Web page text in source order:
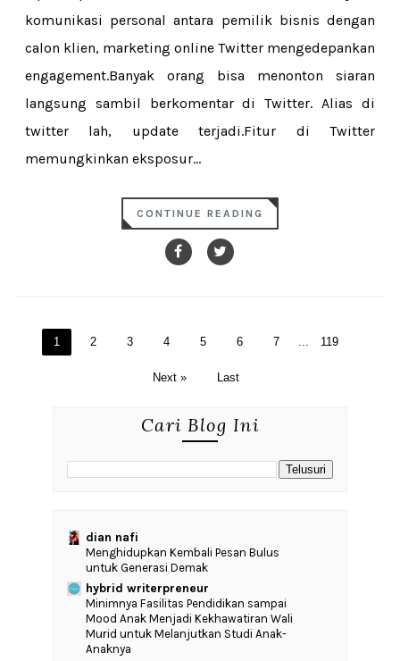
komunikasi personal antara pemilik bisnis dengan
calon klien, marketing online Twitter mengedepankan
engagement.Banyak orang bisa menonton siaran
langsung sambil berkomentar di Twitter. Alias di
twitter lah, update terjadi.Fitur di Twitter
memungkinkan eksposur...
CONTINUE READING
1 2 3 4 5 6 7 ... 119
Next » Last
Cari Blog Ini
dian nafi
Menghidupkan Kembali Pesan Bulus
untuk Generasi Demak
hybrid writerpreneur
‎Minimnya Fasilitas Pendidikan sampai
Mood Anak Menjadi Kekhawatiran Wali
Murid untuk Melanjutkan Studi Anak-
Anaknya